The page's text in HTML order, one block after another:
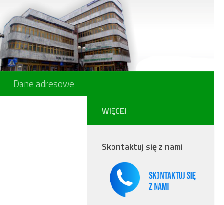
Dane adresowe
WIĘCEJ
Skontaktuj się z nami